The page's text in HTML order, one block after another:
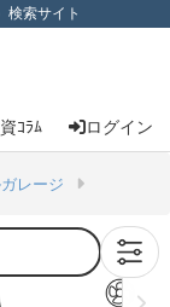
検索サイト
ｺﾗﾑ ログイン
レージ